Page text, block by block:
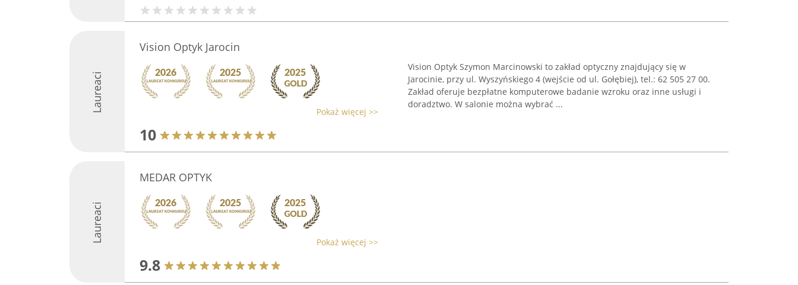
Laureaci
Vision Optyk Jarocin
Pokaż więcej >>
10
Vision Optyk Szymon Marcinowski to zakład optyczny znajdujący się w
Jarocinie, przy ul. Wyszyńskiego 4 (wejście od ul. Gołębiej), tel.: 62 505 27 00.
Zakład oferuje bezpłatne komputerowe badanie wzroku oraz inne usługi i
doradztwo. W salonie można wybrać ...
Laureaci
MEDAR OPTYK
Pokaż więcej >>
9.8